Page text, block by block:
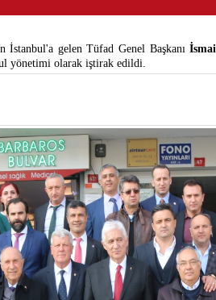
gelen Tüfad Genel Başkanı
yönetimi olarak iştirak edildi.